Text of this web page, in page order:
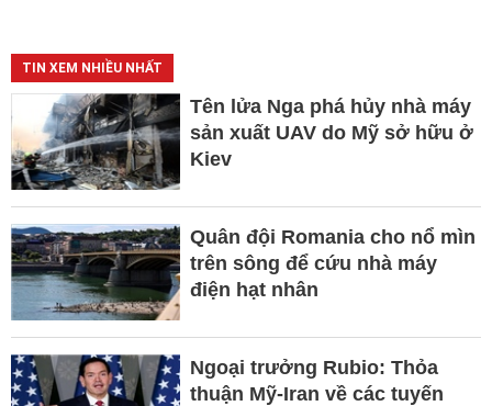
TIN XEM NHIỀU NHẤT
Tên lửa Nga phá hủy nhà máy
sản xuất UAV do Mỹ sở hữu ở
Kiev
Quân đội Romania cho nổ mìn
trên sông để cứu nhà máy
điện hạt nhân
Ngoại trưởng Rubio: Thỏa
thuận Mỹ-Iran về các tuyến